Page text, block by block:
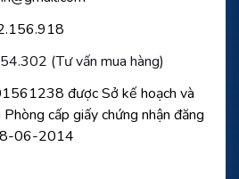
(Tư vấn mua hàng)
được Sở kế hoạch và
cấp giấy chứng nhận đăng
06-2014